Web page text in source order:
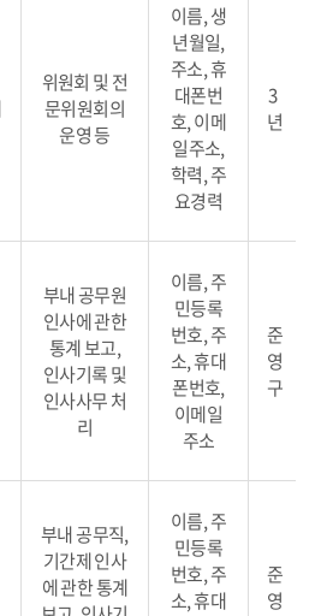
위원회 및 전
문위원회의
운영 등
이름, 생
년월일,
주소, 휴
대폰번
호, 이메
일주소,
학력, 주
요경력
3
년
부내 공무원
인사에 관한
통계 보고,
인사기록 및
인사사무 처
리
이름, 주
민등록
번호, 주
소, 휴대
폰번호,
이메일
주소
준
영
구
부내 공무직,
기간제 인사
에 관한 통계
이름, 주
민등록
번호, 주
소, 휴대
준
영